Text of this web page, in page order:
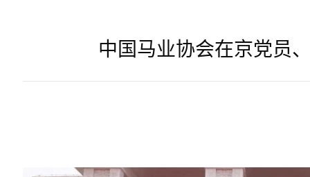
中国马业协会在京党员